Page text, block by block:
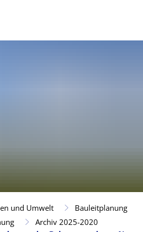
und Umwelt
Bauleitplanung
Archiv 2025-2020